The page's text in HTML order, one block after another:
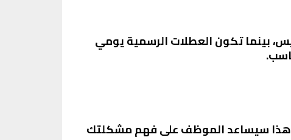
بينما تكون العطلات الرسمية يومي
هذا سيساعد الموظف على فهم مشكلتك